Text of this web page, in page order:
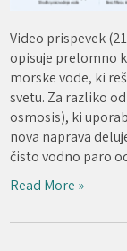
Video prispevek
opisuje prelomno
morske vode, ki
svetu. Za razliko
osmosis), ki
nova naprava
čisto vodno paro
Read More »